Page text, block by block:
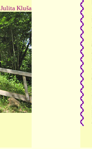
Julita Kluša